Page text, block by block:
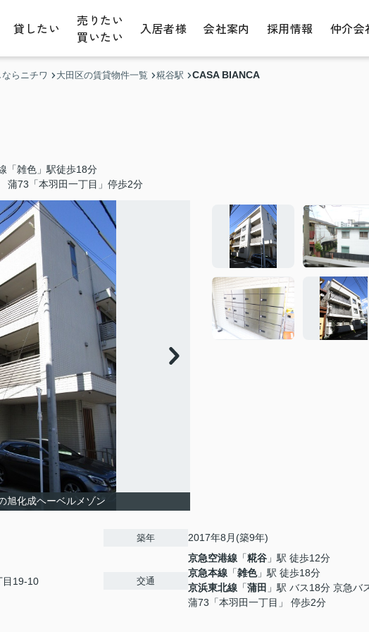
貸したい
売りたい
買いたい
入居者様 会社案内 採用情報 仲介会
らニチワ 大田区の賃貸物件一覧 糀谷駅 CASA BIANCA
「雑色」駅徒歩18分
73「本羽田一丁目」停歩2分
旭化成ヘーベルメゾン
目19-10
築年 2017年8月(築9年)
交通
京急空港線 「糀谷 」駅 徒歩12分
京急本線 「雑色」駅 徒歩18分
京浜東北線 「蒲田 」駅 バス18分 京急
蒲73「本羽田一丁目」 停歩2分